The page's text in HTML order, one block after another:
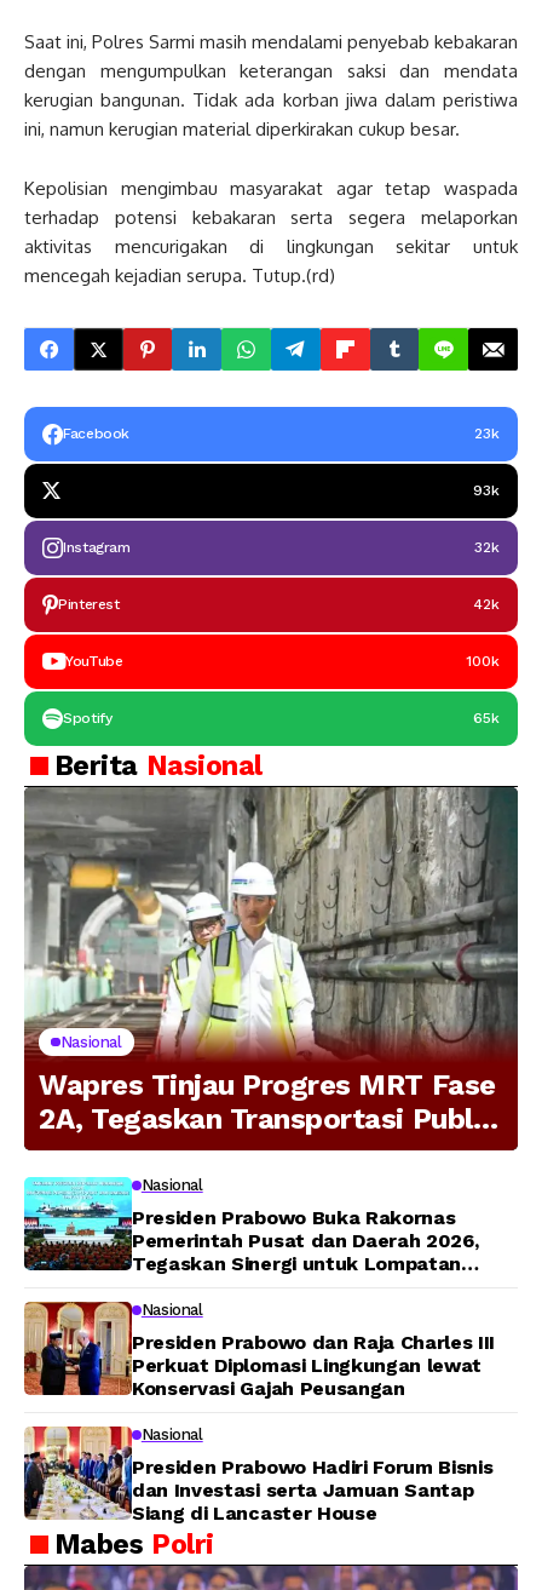
Saat ini, Polres Sarmi masih mendalami penyebab kebakaran
dengan mengumpulkan keterangan saksi dan mendata
kerugian bangunan. Tidak ada korban jiwa dalam peristiwa
ini, namun kerugian material diperkirakan cukup besar.
Kepolisian mengimbau masyarakat agar tetap waspada
terhadap potensi kebakaran serta segera melaporkan
aktivitas mencurigakan di lingkungan sekitar untuk
mencegah kejadian serupa. Tutup.(rd)
Facebook 23k
93k
Instagram 32k
Pinterest 42k
YouTube 100k
Spotify 65k
Berita Nasional
Nasional
Wapres Tinjau Progres MRT Fase
2A, Tegaskan Transportasi Publik
Modern Jadi Prioritas Nasional
Nasional
Presiden Prabowo Buka Rakornas
Pemerintah Pusat dan Daerah 2026,
Tegaskan Sinergi untuk Lompatan
Nasional
Presiden Prabowo dan Raja Charles III
Perkuat Diplomasi Lingkungan lewat
Konservasi Gajah Peusangan
Nasional
Presiden Prabowo Hadiri Forum Bisnis
dan Investasi serta Jamuan Santap
Siang di Lancaster House
Mabes Polri